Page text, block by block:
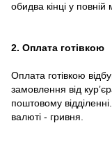
обидва кінці у повній
2. Оплата готівкою
Оплата готівкою
замовлення від
поштовому
валюті - гривня.